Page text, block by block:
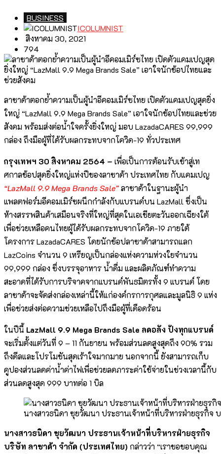
BUSINESS
ICOLUMNIST
สิงหาคม 30, 2021
794
ลาซาด้าตอกย้ำความเป็นผู้นำอีคอมเมิร์ซไทย เปิดตัวแคมเปญสุดยิ่ง
ใหญ่ “LazMall 9.9 Mega Brands Sale” เอาใจนักช้อปไทยและช่วย
สังคม พร้อมส่งต่อน้ำใจครั้งยิ่งใหญ่ มอบ LazadaCARES 99,999
กล่อง ถึงมือผู้ที่ได้รับผลกระทบจากโควิด-19 ทั่วประเทศ
กรุงเทพฯ 30 สิงหาคม 2564 – เพื่อเป็นการต้อนรับเข้าสู่เท
ศกาลช้อปสุดยิ่งใหญ่แห่งปีของลาซาด้า ประเทศไทย กับแคมเปญ
“LazMall 9.9 Mega Brands Sale”ลาซาด้าในฐานะผู้นำ
แพลตฟอร์มอีคอมเมิร์ซผนึกกำลังกับแบรนด์บน LazMall ซึ่งเป็น
ห้างสรรพสินค้าเสมือนจริงที่ใหญ่ที่สุดในเอเชียตะวันออกเฉียงใต้
เพื่อช่วยเหลือคนไทยผู้ได้รับผลกระทบจากโควิด-19 ภายใต้
โครงการ LazadaCARES โดยนักช้อปลาซาด้าสามารถแลก
LazCoins จำนวน 9 เหรียญเป็นกล่องแห่งความห่วงใยจำนวน
99,999 กล่อง ซึ่งบรรจุอาหาร น้ำดื่ม และผลิตภัณฑ์ทำความ
สะอาดที่ได้รับการบริจาคจากแบรนด์พันธมิตรทั้ง 9 แบรนด์ โดย
ลาซาด้าจะจัดส่งกล่องเหล่านี้ให้แก่องค์กรการกุศลและมูลนิธิ 9 แห่ง
เพื่อช่วยส่งต่อความช่วยเหลือไปถึงมือผู้ที่เดือดร้อน
ในปีนี้ LazMall 9.9 Mega Brands Sale ลดอลัง ปังทุกแบรนด์
จะเริ่มตั้งแต่วันที่ 9 – 11 กันยายน พร้อมส่วนลดสูงสุดถึง 90% รวม
ถึงดีลและโปรโมชันสุดเร้าใจมากมาย นอกจากนี้ ยังสามารถเก็บ
คูปองส่วนลดค่าน้ำค่าไฟเพื่อช่วยลดภาระค่าใช้จ่ายในช่วงเวลานี้กับ
ส่วนลดสูงสุด 999 บาทต่อ 1 บิล
นางสาวธนิดา ซุยวัฒนา ประธานเจ้าหน้าที่บริหารฝ่ายธุรกิจ
นางสาวธนิดา ซุยวัฒนา ประธานเจ้าหน้าที่บริหารฝ่ายธุรกิจ
บริษัท ลาซาด้า จำกัด (ประเทศไทย) กล่าวว่า “เราขอขอบคุณ